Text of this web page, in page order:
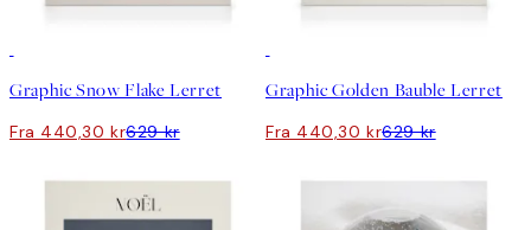
Graphic Snow Flake Lerret
Fra 440,30 kr629 kr
Graphic Golden Bauble Lerret
Fra 440,30 kr629 kr